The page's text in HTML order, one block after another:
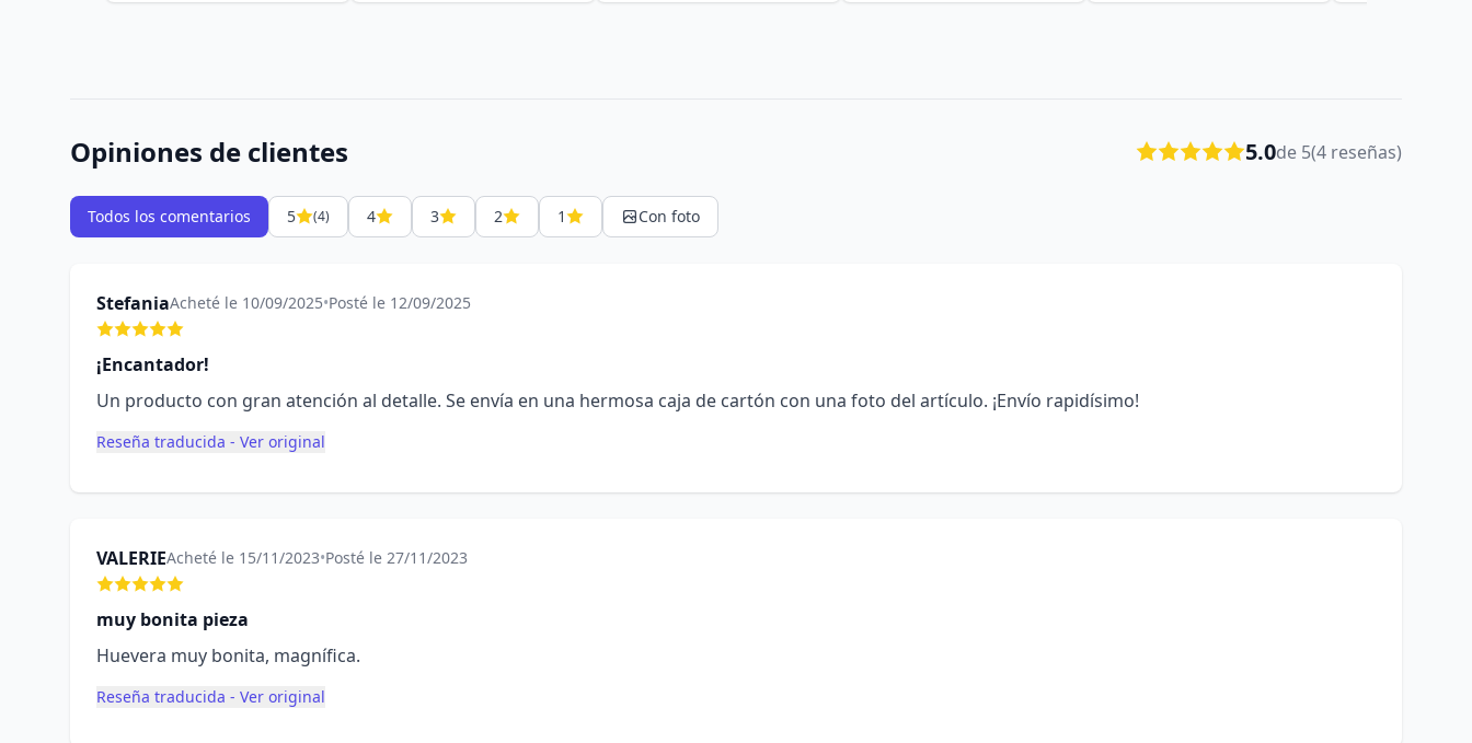
Opiniones de clientes 5.0de 5(4 reseñas)
Todos los comentarios 5 (4) 4 3 2 1 Con foto
StefaniaAcheté le 10/09/2025•Posté le 12/09/2025
¡Encantador!
Un producto con gran atención al detalle. Se envía en una hermosa caja de cartón con una foto del artículo. ¡Envío rapidísimo!
Reseña traducida - Ver original
VALERIEAcheté le 15/11/2023•Posté le 27/11/2023
muy bonita pieza
Huevera muy bonita, magnífica.
Reseña traducida - Ver original